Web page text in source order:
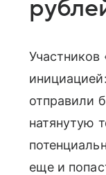
Участников
отправили
натянутую
еще и